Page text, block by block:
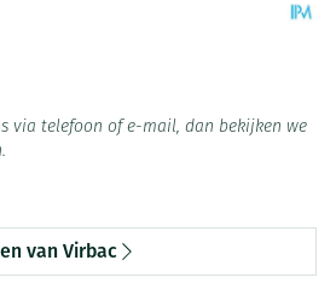
via telefoon of e-mail, dan bekijken we
van Virbac